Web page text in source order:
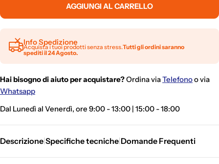
AGGIUNGI AL CARRELLO
Info Spedizione
Acquista i tuoi prodotti senza stress.Tutti gli ordini saranno
spediti il 24 Agosto.
Hai bisogno di aiuto per acquistare?Ordina viaTelefonoo via
Whatsapp
Dal Lunedì al Venerdì, ore 9:00 - 13:00 | 15:00 - 18:00
Descrizione|Specifiche tecniche|Domande Frequenti